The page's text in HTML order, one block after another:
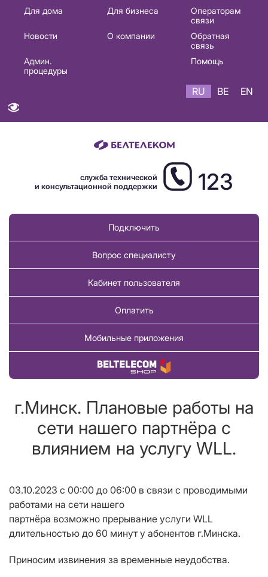
Основная
навигация
Для дома Для бизнеса
Операторам
связи
Новости
О компании
Обратная
связь
Админ.
процедуры
Помощь
RU BE EN
служба технической
и консультационной поддержки
123
Подключить
Вопрос специалисту
Кабинет пользователя
Оплатить
Мобильные приложения
Купить товар
г.Минск. Плановые работы на
сети нашего партнёра с
влиянием на услугу WLL.
03.10.2023 с 00:00 до 06:00 в связи с проводимыми
работами на сети нашего
партнёра возможно прерывание услуги WLL
длительностью до 60 минут у абонентов г.Минска.
Приносим извинения за временные неудобства.